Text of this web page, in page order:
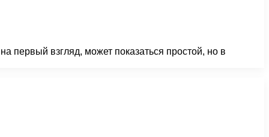
первый взгляд, может показаться простой, но в